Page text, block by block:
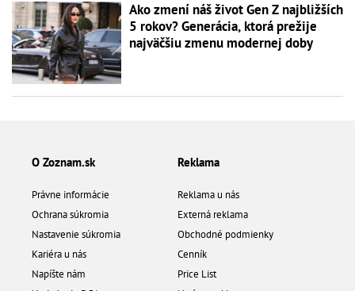
Ako zmení náš život Gen Z najbližších
5 rokov? Generácia, ktorá prežije
najväčšiu zmenu modernej doby
O Zoznam.sk
Právne informácie
Ochrana súkromia
Nastavenie súkromia
Kariéra u nás
Napíšte nám
Reklama
Reklama u nás
Externá reklama
Obchodné podmienky
Cenník
Price List